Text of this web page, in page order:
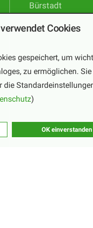
Bürstadt
Cookies
gespeichert, um
zu ermöglichen.
die
)
OK einverstanden